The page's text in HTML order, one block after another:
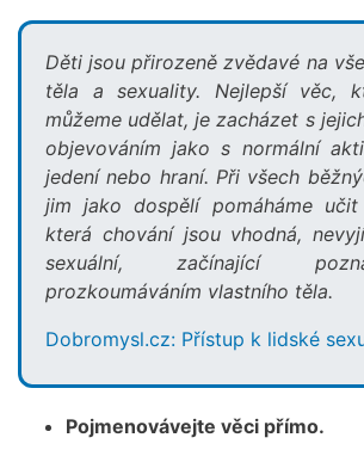
Děti jsou přirozeně zvědavé na
těla a sexuality. Nejlepší věc,
můžeme udělat, je zacházet s
objevováním jako s normální
jedení nebo hraní. Při všech
jim jako dospělí pomáháme učit
která chování jsou vhodná,
sexuální, začínající
prozkoumáváním vlastního těla.
Dobromysl.cz: Přístup k lidské
Pojmenovávejte věci přímo.